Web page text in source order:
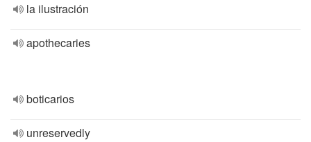
la ilustración
apothecaries
boticarios
unreservedly